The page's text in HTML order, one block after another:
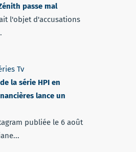
passe mal
l'objet d'accusations
Tv
la série HPI en
lance un
publiée le 6 août